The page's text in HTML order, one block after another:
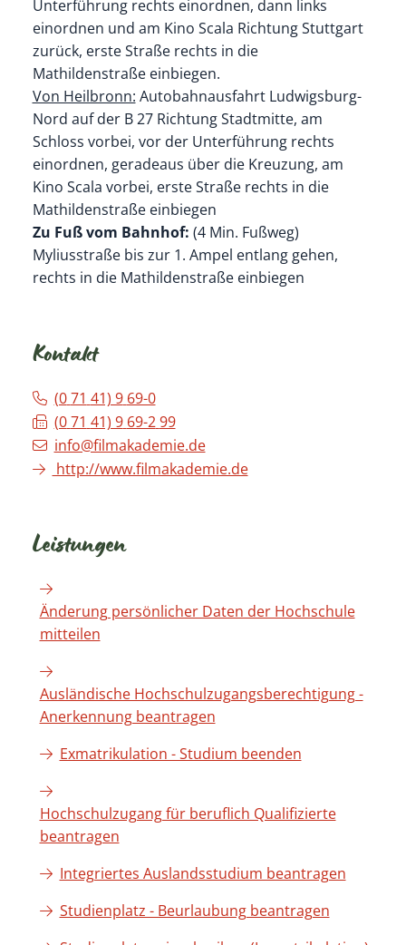
Unterführung rechts einordnen, dann links
einordnen und am Kino Scala Richtung Stuttgart
zurück, erste Straße rechts in die
Mathildenstraße einbiegen.
Von Heilbronn: Autobahnausfahrt Ludwigsburg-
Nord auf der B 27 Richtung Stadtmitte, am
Schloss vorbei, vor der Unterführung rechts
einordnen, geradeaus über die Kreuzung, am
Kino Scala vorbei, erste Straße rechts in die
Mathildenstraße einbiegen
Zu Fuß vom Bahnhof: (4 Min. Fußweg)
Myliusstraße bis zur 1. Ampel entlang gehen,
rechts in die Mathildenstraße einbiegen
Kontakt
(0 71 41) 9 69-0
(0 71 41) 9 69-2 99
info@filmakademie.de
http://www.filmakademie.de
Leistungen
Änderung persönlicher Daten der Hochschule
mitteilen
Ausländische Hochschulzugangsberechtigung -
Anerkennung beantragen
Exmatrikulation - Studium beenden
Hochschulzugang für beruflich Qualifizierte
beantragen
Integriertes Auslandsstudium beantragen
Studienplatz - Beurlaubung beantragen